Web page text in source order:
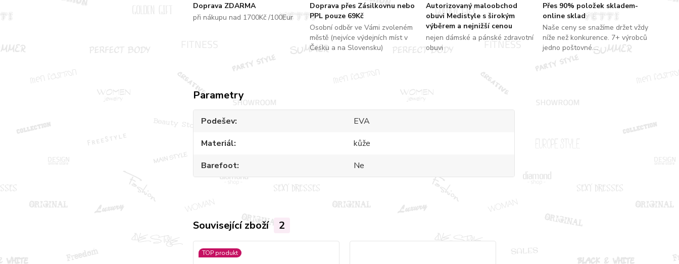
Doprava ZDARMA
při nákupu nad 1700Kč /100Eur
Doprava přes Zásilkovnu nebo
PPL pouze 69Kč
Osobní odběr ve Vámi zvoleném
městě (nejvíce výdejních míst v
Česku a na Slovensku)
Autorizovaný maloobchod
obuvi Medistyle s širokým
výběrem a nejnižší cenou
nejen dámské a pánské zdravotní
obuvi
Přes 90% položek skladem-
online sklad
Naše ceny se snažíme držet vždy
níže než konkurence. 7+ výrobců
jedno poštovné....
Parametry
Podešev
EVA
Materiál
kůže
Barefoot
Ne
Související zboží 2
TOP produkt